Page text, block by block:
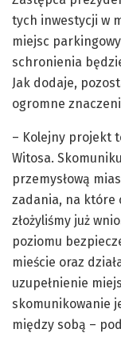
tych inwestycji w
miejsc
schronienia
Jak dodaje,
ogromne
– Kolejny projekt
Witosa.
przemysłową
zadania, na które
złożyliśmy już
poziomu
mieście oraz
uzupełnienie
skomunikowanie
między sobą –